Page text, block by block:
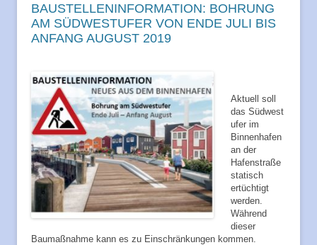
BAUSTELLENINFORMATION: BOHRUNG
AM SÜDWESTUFER VON ENDE JULI BIS
ANFANG AUGUST 2019
Aktuell soll
das Südwest
ufer im
Binnenhafen
an der
Hafenstraße
statisch
ertüchtigt
werden.
Während
dieser
Baumaßnahme kann es zu Einschränkungen kommen.